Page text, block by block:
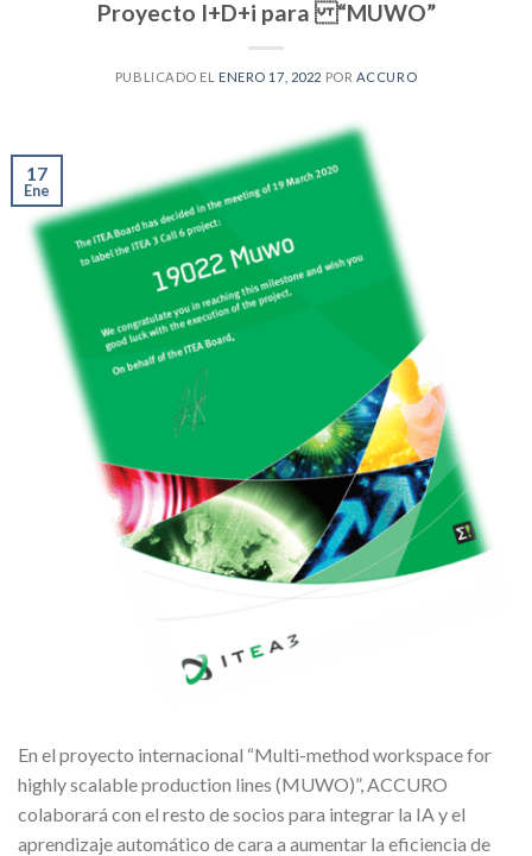
Proyecto I+D+i para “MUWO”
PUBLICADO EL ENERO 17, 2022 POR ACCURO
17
Ene
En el proyecto internacional “Multi-method workspace for
highly scalable production lines (MUWO)”, ACCURO
colaborará con el resto de socios para integrar la IA y el
aprendizaje automático de cara a aumentar la eficiencia de